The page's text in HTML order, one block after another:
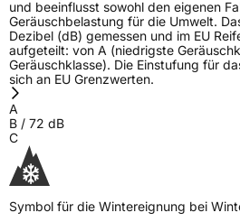
und beeinflusst sowohl den eigenen
Geräuschbelastung für die Umwelt.
Dezibel (dB) gemessen und im EU
aufgeteilt: von A (niedrigste
Geräuschklasse). Die Einstufung für
sich an EU Grenzwerten.
A
B / 72 dB
C
Symbol für die Wintereignung bei